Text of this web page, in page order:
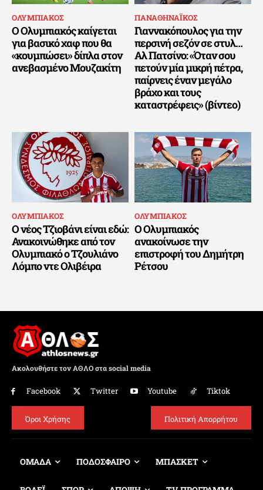
ΟΛΥΜΠΙΑΚΟΣ
Ο Ολυμπιακός καίγεται
για βασικό χαφ που θα
«κουμπώσει» δίπλα στον
ανεβασμένο Μουζακίτη
ΠΑΝΑΘΗΝΑΪΚΟΣ
Γιαννακόπουλος για την
περσινή σεζόν σε στυλ…
Αλ Πατσίνο: «Όταν σου
πετούν μία μικρή πέτρα,
παίρνεις έναν μεγάλο
βράχο και τους
καταστρέφεις» (βίντεο)
ΟΛΥΜΠΙΑΚΟΣ
Ο νέος Τζιοβάνι είναι εδώ:
Ανακοινώθηκε από τον
Ολυμπιακό ο Τζουλιάνο
Λόμπο ντε Ολιβέιρα
ΟΛΥΜΠΙΑΚΟΣ
Ο Ολυμπιακός
ανακοίνωσε την
επιστροφή του Δημήτρη
Ρέτσου
Ακολουθήστε τον ΑΘΛΟ στα social media
Facebook Twitter Youtube Tiktok
Όροι Χρήσης Πολιτική Απορρήτου
ΟΜΑΔΑ ΠΟΔΟΣΦΑΙΡΟ ΜΠΑΣΚΕΤ